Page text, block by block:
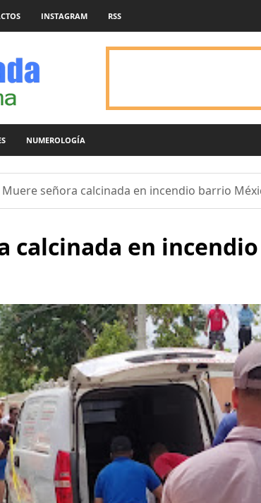
INSTAGRAM RSS
NUMEROLOGÍA
Muere señora calcinada en incendio barrio
calcinada en